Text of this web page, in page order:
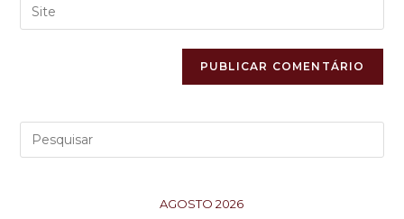
AGOSTO 2026